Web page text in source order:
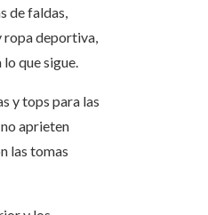
de faldas,
ropa deportiva,
que sigue.
y tops para las
aprieten
las tomas